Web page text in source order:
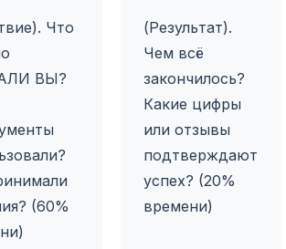
Что
ВЫ?
(60%
(Результат).
Чем всё
закончилось?
Какие цифры
или отзывы
подтверждают
успех? (20%
времени)